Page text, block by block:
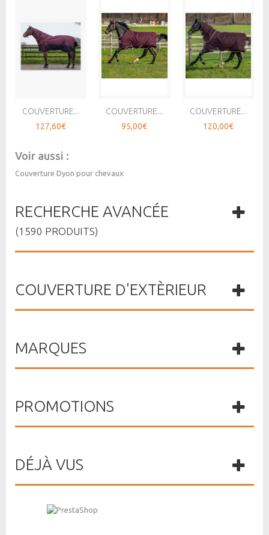
COUVERTURE...
127,60€
COUVERTURE...
95,00€
COUVERTURE...
120,00€
Voir aussi :
Couverture Dyon pour chevaux
RECHERCHE AVANCÉE
(1590 PRODUITS)
COUVERTURE D'EXTÈRIEUR
MARQUES
PROMOTIONS
DÉJÀ VUS